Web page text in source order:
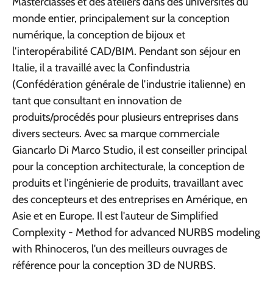
monde entier, principalement sur la conception
numérique, la conception de bijoux et
l'interopérabilité CAD/BIM. Pendant son séjour en
Italie, il a travaillé avec la Confindustria
(Confédération générale de l'industrie italienne) en
tant que consultant en innovation de
produits/procédés pour plusieurs entreprises dans
divers secteurs. Avec sa marque commerciale
Giancarlo Di Marco Studio, il est conseiller principal
pour la conception architecturale, la conception de
produits et l'ingénierie de produits, travaillant avec
des concepteurs et des entreprises en Amérique, en
Asie et en Europe. Il est l'auteur de Simplified
Complexity - Method for advanced NURBS modeling
with Rhinoceros, l'un des meilleurs ouvrages de
référence pour la conception 3D de NURBS.